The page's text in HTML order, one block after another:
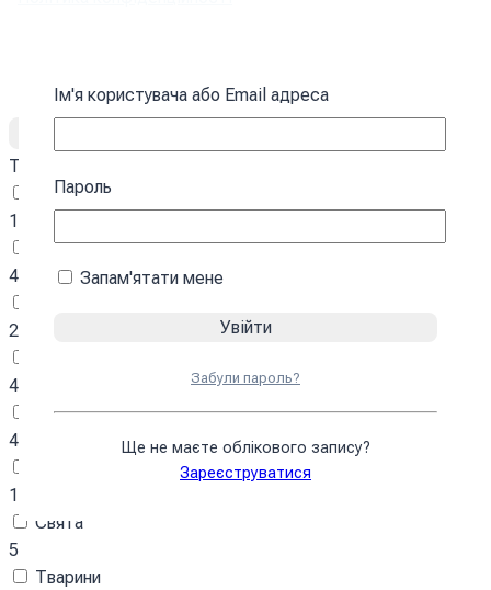
Тематика
Аніме та Манга
11
Ігри
447
28
42
Меми / Інтернет
4
128
Свята
5
Тварини
Ім'я користувача або Email адреса
Пароль
Запам'ятати мене
Забули пароль?
Ще не маєте облікового запису?
Зареєструватися